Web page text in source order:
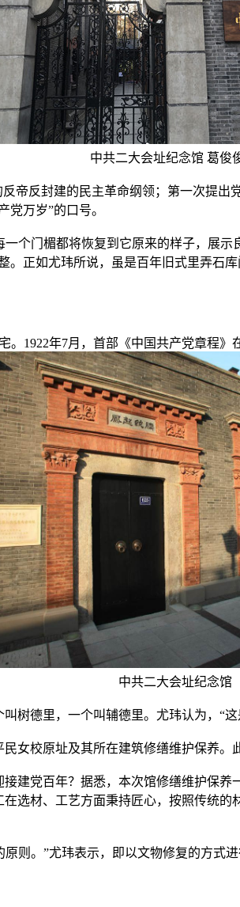
中共二大会址纪念馆 葛俊
反封建的民主革命纲领；第一次提
万岁”的口号。
门楣都将恢复到它原来的样子，展示
正如尤玮所说，虽是百年旧式里弄石库
年7月，首部《中国共产党章程》
中共二大会址纪念馆
德里，一个叫辅德里。尤玮认为，“
校原址及其所在建筑修缮维护保养。
党百年？据悉，本次馆修缮维护保养
选材、工艺方面秉持匠心，按照传统
。”尤玮表示，即以文物修复的方式